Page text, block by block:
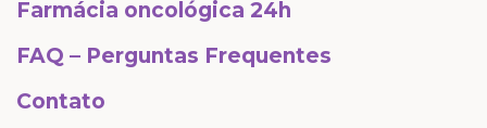
Farmácia oncológica 24h
FAQ – Perguntas Frequentes
Contato